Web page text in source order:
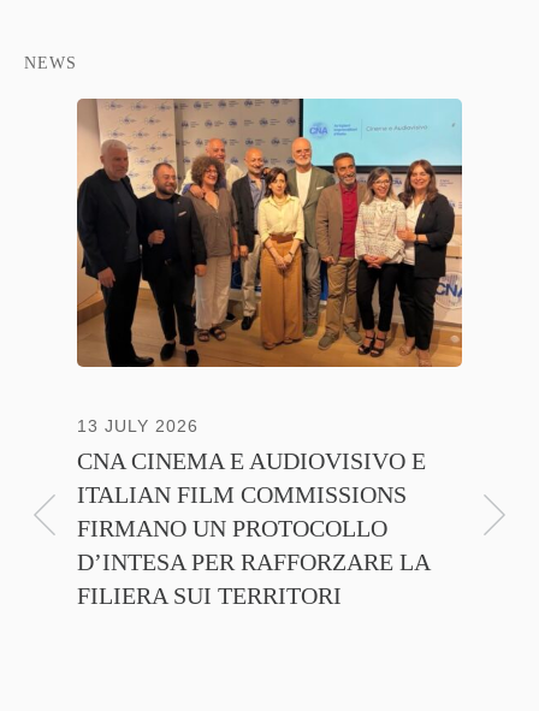
NEWS
13 JULY 2026
CNA CINEMA E AUDIOVISIVO E
ITALIAN FILM COMMISSIONS
FIRMANO UN PROTOCOLLO
D’INTESA PER RAFFORZARE LA
FILIERA SUI TERRITORI